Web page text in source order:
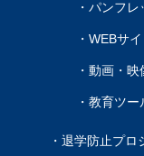
パンフレ
WEBサ
動画・映
教育ツー
退学防止プロ